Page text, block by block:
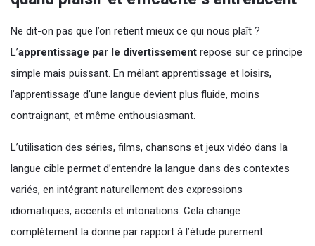
Ne dit-on pas que l’on retient mieux ce qui nous plaît ?
L’apprentissage par le divertissement repose sur ce principe
simple mais puissant. En mêlant apprentissage et loisirs,
l’apprentissage d’une langue devient plus fluide, moins
contraignant, et même enthousiasmant.
L’utilisation des séries, films, chansons et jeux vidéo dans la
langue cible permet d’entendre la langue dans des contextes
variés, en intégrant naturellement des expressions
idiomatiques, accents et intonations. Cela change
complètement la donne par rapport à l’étude purement